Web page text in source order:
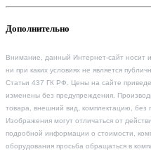
Дополнительно
Внимание, данный Интернет-сайт носит
ни при каких условиях не является
Статьи 437 ГК РФ. Цены на сайте
изменены без предупреждения.
товара, внешний вид, комплектацию, без
Изображения могут отличаться от
подробной информации о стоимости,
оборудования просьба обращаться в